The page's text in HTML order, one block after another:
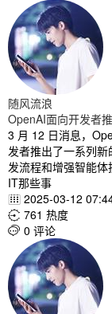
随风流浪
OpenAI面向开发者
3 月 12 日消息，
发者推出了一系列
发流程和增强智能体
IT那些事
 2025-03-12
 761 热度
 0 评论